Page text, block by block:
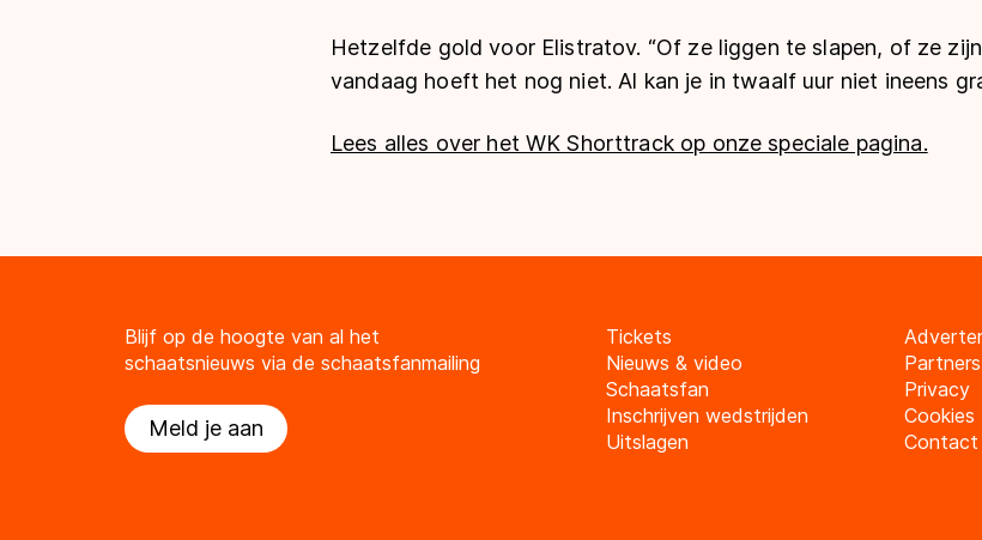
Hetzelfde gold voor Elistratov. “Of ze liggen te slapen, of ze
vandaag hoeft het nog niet. Al kan je in twaalf uur niet ineens
Lees alles over het WK Shorttrack op onze speciale pagina.
Blijf op de hoogte van al het
schaatsnieuws via de schaatsfanmailing
Meld je aan
Tickets
Nieuws & video
Schaatsfan
Inschrijven wedstrijden
Uitslagen
Partners
Privacy
Cookies
Contact